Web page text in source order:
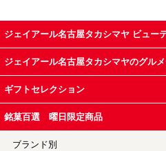
ジェイアール名古屋タカシマヤ ビュー
ジェイアール名古屋タカシマヤのグル
ギフトセレクション
銘菓百選 曜日限定商品
ブランド別